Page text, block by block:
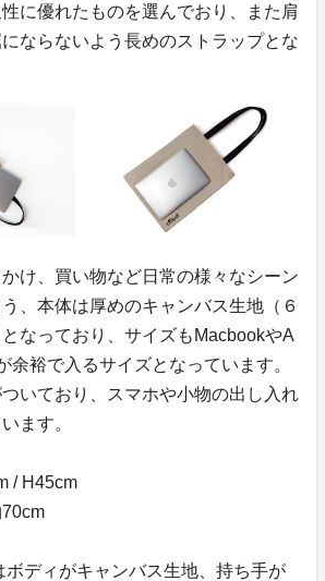
に優れたものを選んでおり、また肩
ならないよう長めのストラップとな
け、買い物など日常の様々なシーン
、本体は厚めのキャンバス生地（６
なっており、サイズもMacbookやA
余裕で入るサイズとなっています。
いており、スマホや小物の出し入れ
ます。
/ H45cm
70cm
ディがキャンバス生地、持ち手が